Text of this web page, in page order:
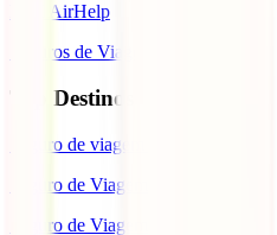
IATI AirHelp
Seguros de Viagem
Top Destinos
Seguro de viagem para o Japão
Seguro de Viagem para os EUA
Seguro de Viagem para o Brasil